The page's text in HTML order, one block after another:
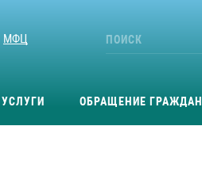
МФЦ
ОБРАЩЕНИЕ ГРАЖДАН